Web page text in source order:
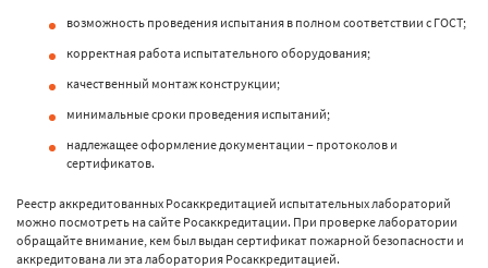
возможность проведения испытания в полном соответствии с ГОСТ;
корректная работа испытательного оборудования;
качественный монтаж конструкции;
минимальные сроки проведения испытаний;
надлежащее оформление документации – протоколов и
сертификатов.
Реестр аккредитованных Росаккредитацией испытательных лабораторий
можно посмотреть на сайте Росаккредитации. При проверке лаборатории
обращайте внимание, кем был выдан сертификат пожарной безопасности и
аккредитована ли эта лаборатория Росаккредитацией.